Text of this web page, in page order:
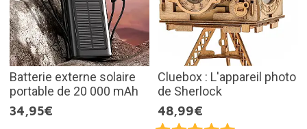
Batterie externe solaire
portable de 20 000 mAh
34,95€
Cluebox : L'appareil photo
de Sherlock
48,99€